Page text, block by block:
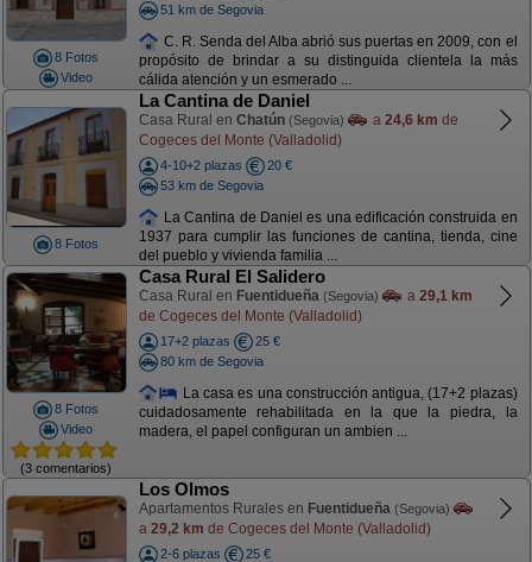
8 Fotos
Video
51 km de Segovia
C. R. Senda del Alba abrió sus puertas en 2009, con el
propósito de brindar a su distinguida clientela la más
cálida atención y un esmerado ...
8 Fotos
La Cantina de Daniel
Casa Rural en Chatún (Segovia) a 24,6 km de
Cogeces del Monte (Valladolid)
4-10+2 plazas
20 €
53 km de Segovia
La Cantina de Daniel es una edificación construida en
1937 para cumplir las funciones de cantina, tienda, cine
del pueblo y vivienda familia ...
8 Fotos
Video
(3 comentarios)
Casa Rural El Salidero
Casa Rural en Fuentidueña (Segovia) a 29,1 km
de Cogeces del Monte (Valladolid)
17+2 plazas
25 €
80 km de Segovia
La casa es una construcción antigua, (17+2 plazas)
cuidadosamente rehabilitada en la que la piedra, la
madera, el papel configuran un ambien ...
Los Olmos
Apartamentos Rurales en Fuentidueña (Segovia)
a 29,2 km de Cogeces del Monte (Valladolid)
2-6 plazas
25 €